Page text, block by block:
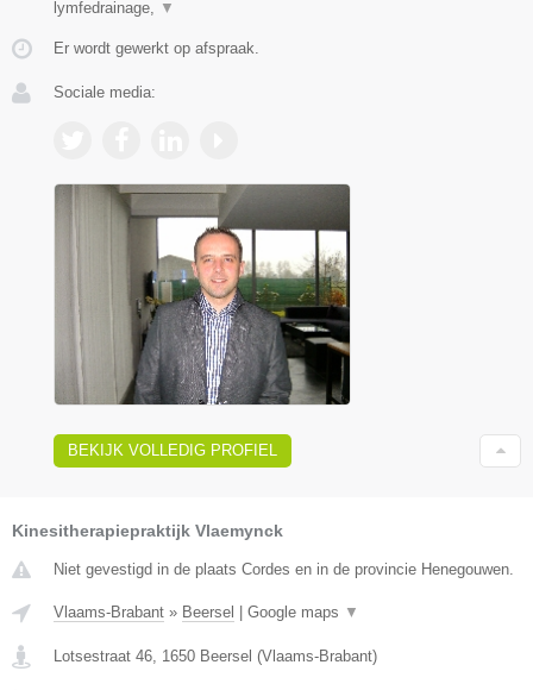
lymfedrainage,
▼
Er wordt gewerkt op afspraak.
Sociale media:
BEKIJK VOLLEDIG PROFIEL
Kinesitherapiepraktijk Vlaemynck
Niet gevestigd in de plaats Cordes en in de provincie Henegouwen.
Vlaams-Brabant » Beersel Google maps ▼
Lotsestraat 46, 1650 Beersel (Vlaams-Brabant)